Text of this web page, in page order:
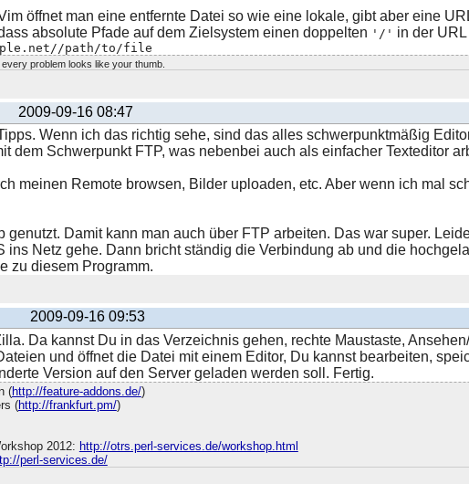
öffnet man eine entfernte Datei so wie eine lokale, gibt aber eine
absolute Pfade auf dem Zielsystem einen doppelten '/' in der
path/to/file
problem looks like your thumb.
2009-09-16 08:47
Wenn ich das richtig sehe, sind das alles schwerpunktmäßig
dem Schwerpunkt FTP, was nebenbei auch als einfacher Texteditor
meinen Remote browsen, Bilder uploaden, etc. Aber wenn ich mal
genutzt. Damit kann man auch über FTP arbeiten. Das war super.
ins Netz gehe. Dann bricht ständig die Verbindung ab und die
zu diesem Programm.
2009-09-16 09:53
Da kannst Du in das Verzeichnis gehen, rechte Maustaste,
und öffnet die Datei mit einem Editor, Du kannst bearbeiten,
Version auf den Server geladen werden soll. Fertig.
(http://feature-addons.de/)
(http://frankfurt.pm/)
2012: http://otrs.perl-services.de/workshop.html
perl-services.de/